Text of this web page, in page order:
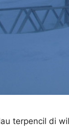
terpencil di